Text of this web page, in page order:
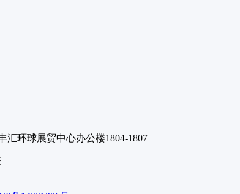
汇环球展贸中心办公楼1804-1807